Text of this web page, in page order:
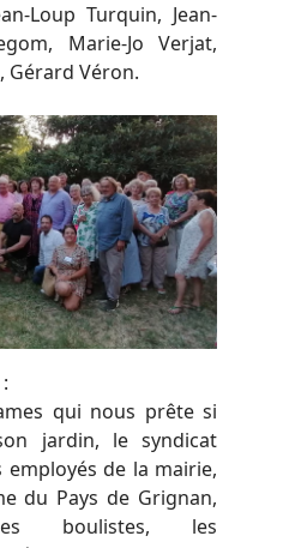
Loup Turquin, Jean-
Marie-Jo Verjat,
Gérard Véron.
qui nous prête si
jardin, le syndicat
employés de la mairie,
du Pays de Grignan,
boulistes, les